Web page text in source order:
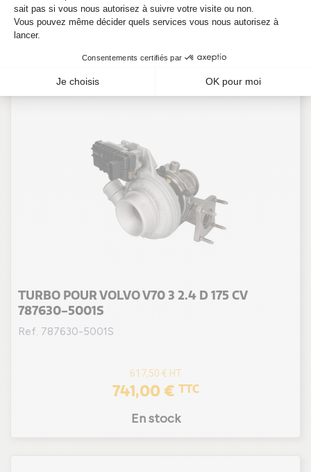
En stock
TURBO POUR VOLVO V70 3 2.4 D 175 CV
787630-5001S
Ref. 787630-5001S
617,50 € HT
741,00 € TTC
En stock